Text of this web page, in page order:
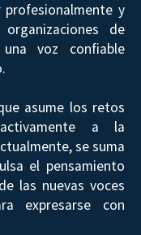
y
de
voz confiable
asume los retos
a la
se suma
el pensamiento
las nuevas voces
expresarse con